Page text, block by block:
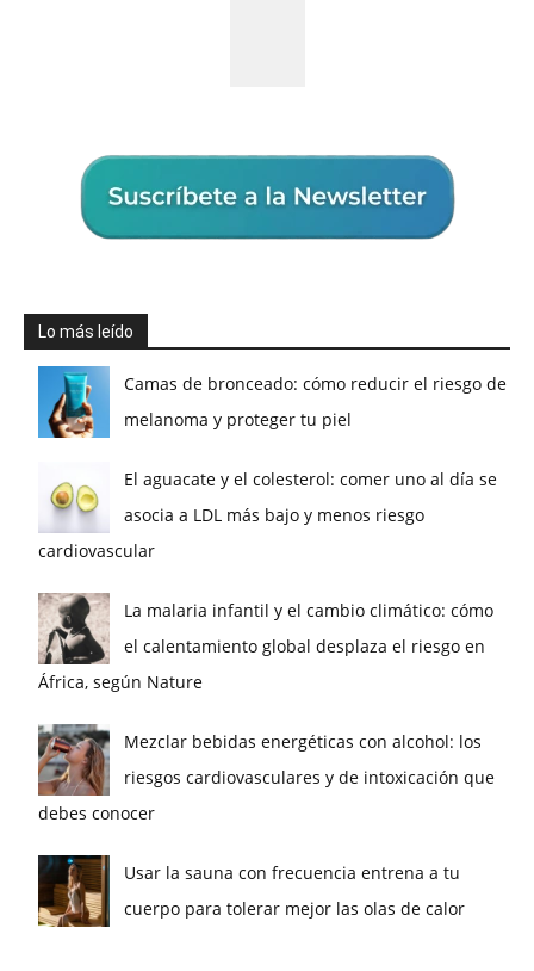
Lo más leído
Camas de bronceado: cómo reducir el riesgo de
melanoma y proteger tu piel
El aguacate y el colesterol: comer uno al día se
asocia a LDL más bajo y menos riesgo
cardiovascular
La malaria infantil y el cambio climático: cómo
el calentamiento global desplaza el riesgo en
África, según Nature
Mezclar bebidas energéticas con alcohol: los
riesgos cardiovasculares y de intoxicación que
debes conocer
Usar la sauna con frecuencia entrena a tu
cuerpo para tolerar mejor las olas de calor